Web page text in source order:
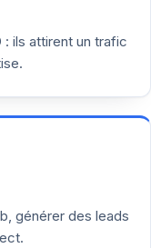
ils attirent un trafic
générer des leads